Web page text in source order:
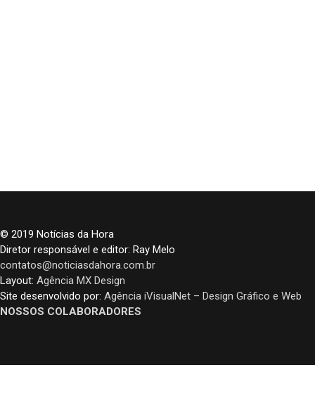
© 2019 Notícias da Hora
Diretor responsável e editor: Ray Melo
contatos@noticiasdahora.com.br
Layout: Agência MX Design
Site desenvolvido por: Agência iVisualNet – Design Gráfico e Web
NOSSOS COLABORADORES